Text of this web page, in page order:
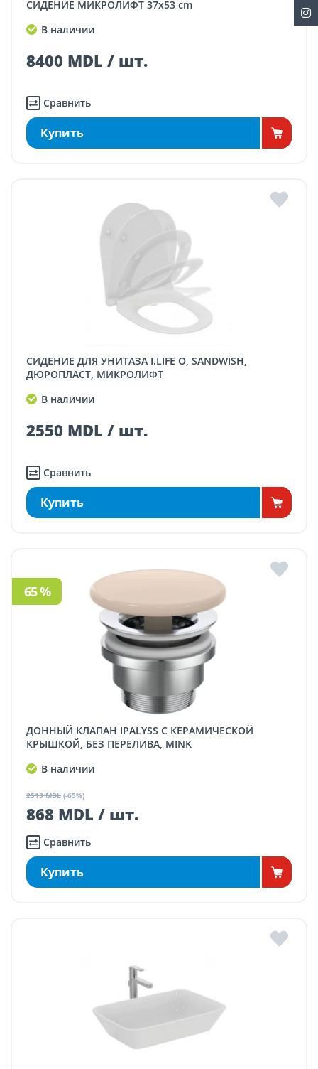
СИДЕНИЕ МИКРОЛИФТ 37x53 cm
В наличии
8400 MDL / шт.
Сравнить
Купить
СИДЕНИЕ ДЛЯ УНИТАЗА I.LIFE O, SANDWISH,
ДЮРОПЛАСТ, МИКРОЛИФТ
В наличии
2550 MDL / шт.
Сравнить
Купить
ДОННЫЙ КЛАПАН IPALYSS С КЕРАМИЧЕСКОЙ
КРЫШКОЙ, БЕЗ ПЕРЕЛИВА, MINK
В наличии
2513 MDL (-65%)
868 MDL / шт.
65 %
Сравнить
Купить